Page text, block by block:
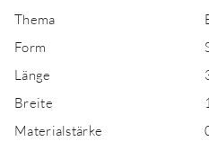
Thema
Form
Länge
Breite
Materialstärke